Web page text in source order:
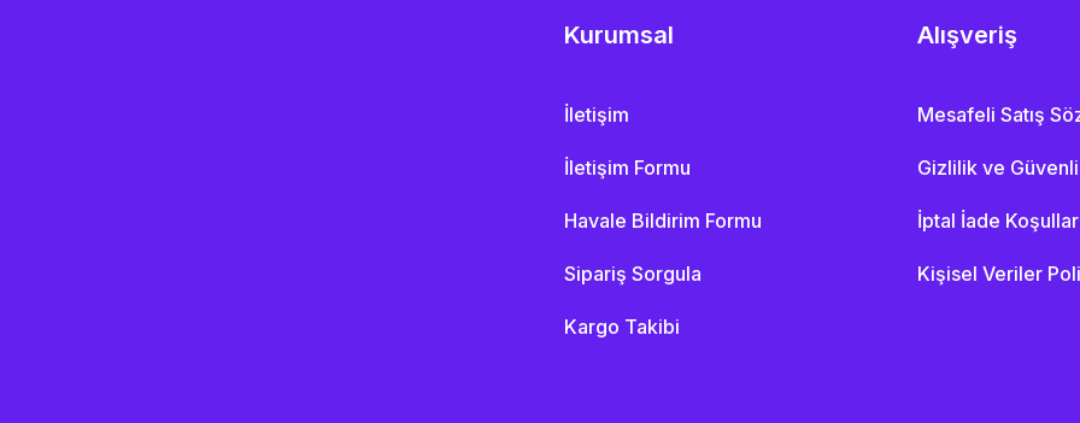
Kurumsal
İletişim
İletişim Formu
Havale Bildirim Formu
Sipariş Sorgula
Kargo Takibi
Alışveriş
Mesafeli Satış
Gizlilik ve
İptal İade
Kişisel Veriler